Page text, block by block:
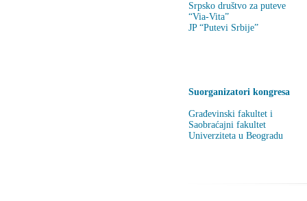
Srpsko društvo za puteve
“Via-Vita”
JP “Putevi Srbije”
Suоrganizatori kongresa
Građevinski fakultet i
Saobraćajni fakultet
Univerziteta u Beogradu